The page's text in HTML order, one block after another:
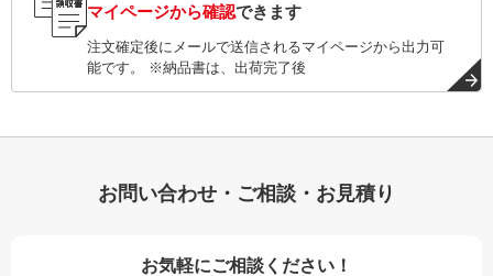
マイページから確認できます
注文確定後にメールで送信されるマイページから出力可
能です。 ※納品書は、出荷完了後
お問い合わせ・ご相談・お見積り
お気軽にご相談ください！